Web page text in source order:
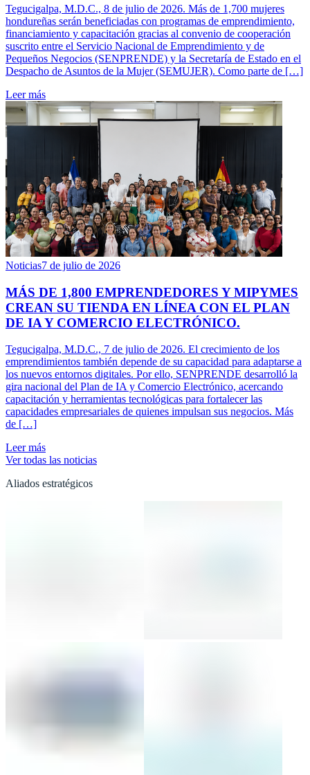
Tegucigalpa, M.D.C., 8 de julio de 2026. Más de 1,700 mujeres
hondureñas serán beneficiadas con programas de emprendimiento,
financiamiento y capacitación gracias al convenio de cooperación
suscrito entre el Servicio Nacional de Emprendimiento y de
Pequeños Negocios (SENPRENDE) y la Secretaría de Estado en el
Despacho de Asuntos de la Mujer (SEMUJER). Como parte de […]
Leer más
Noticias7 de julio de 2026
MÁS DE 1,800 EMPRENDEDORES Y MIPYMES
CREAN SU TIENDA EN LÍNEA CON EL PLAN
DE IA Y COMERCIO ELECTRÓNICO.
Tegucigalpa, M.D.C., 7 de julio de 2026. El crecimiento de los
emprendimientos también depende de su capacidad para adaptarse a
los nuevos entornos digitales. Por ello, SENPRENDE desarrolló la
gira nacional del Plan de IA y Comercio Electrónico, acercando
capacitación y herramientas tecnológicas para fortalecer las
capacidades empresariales de quienes impulsan sus negocios. Más
de […]
Leer más
Ver todas las noticias
Aliados estratégicos